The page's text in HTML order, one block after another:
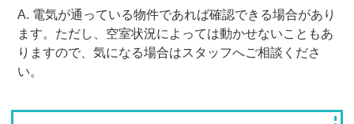
A. 電気が通っている物件であれば確認できる場合があり
ます。ただし、空室状況によっては動かせないこともあ
りますので、気になる場合はスタッフへご相談くださ
い。